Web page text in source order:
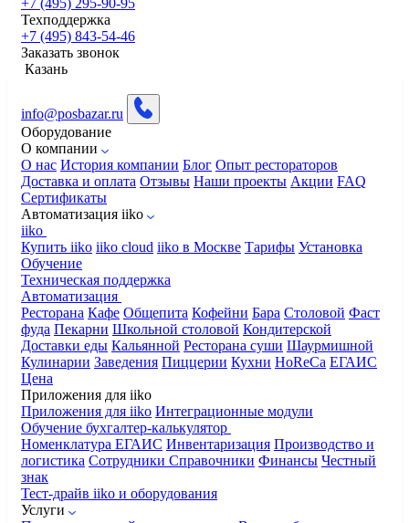
Техподдержка
+7 (495) 843-54-46
Заказать звонок
Казань
info@posbazar.ru
Оборудование
О компании
О нас История компании Блог Опыт рестораторов
Доставка и оплата Отзывы Наши проекты Акции FAQ
Сертификаты
Автоматизация iiko
iiko
Купить iiko iiko cloud iiko в Москве Тарифы Установка
Обучение
Техническая поддержка
Автоматизация
Ресторана Кафе Общепита Кофейни Бара Столовой Фаст
фуда Пекарни Школьной столовой Кондитерской
Доставки еды Кальянной Ресторана суши Шаурмишной
Кулинарии Заведения Пиццерии Кухни HoReCa ЕГАИС
Цена
Приложения для iiko
Приложения для iiko Интеграционные модули
Обучение бухгалтер-калькулятор
Номенклатура ЕГАИС Инвентаризация Производство и
логистика Сотрудники Справочники Финансы Честный
знак
Тест-драйв iiko и оборудования
Услуги